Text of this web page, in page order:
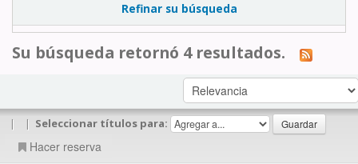
Refinar su búsqueda
Su búsqueda retornó 4 resultados.
| | Seleccionar títulos para:
Hacer reserva